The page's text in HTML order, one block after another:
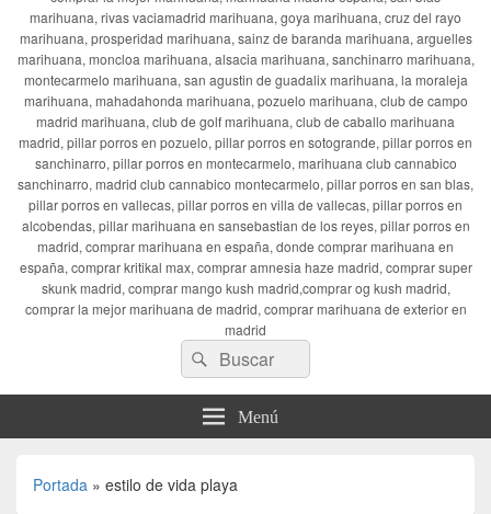
marihuana, rivas vaciamadrid marihuana, goya marihuana, cruz del rayo
marihuana, prosperidad marihuana, sainz de baranda marihuana, arguelles
marihuana, moncloa marihuana, alsacia marihuana, sanchinarro marihuana,
montecarmelo marihuana, san agustin de guadalix marihuana, la moraleja
marihuana, mahadahonda marihuana, pozuelo marihuana, club de campo
madrid marihuana, club de golf marihuana, club de caballo marihuana
madrid, pillar porros en pozuelo, pillar porros en sotogrande, pillar porros en
sanchinarro, pillar porros en montecarmelo, marihuana club cannabico
sanchinarro, madrid club cannabico montecarmelo, pillar porros en san blas,
pillar porros en vallecas, pillar porros en villa de vallecas, pillar porros en
alcobendas, pillar marihuana en sansebastian de los reyes, pillar porros en
madrid, comprar marihuana en españa, donde comprar marihuana en
españa, comprar kritikal max, comprar amnesia haze madrid, comprar super
skunk madrid, comprar mango kush madrid,comprar og kush madrid,
comprar la mejor marihuana de madrid, comprar marihuana de exterior en
madrid
Buscar
por:
Buscar
Menú
Portada » estilo de vida playa